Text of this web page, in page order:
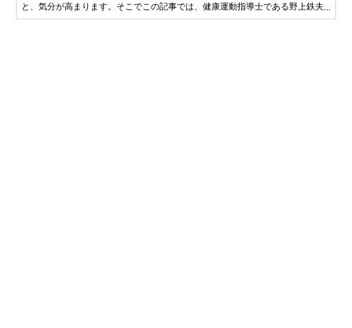
と、気分が高まります。そこでこの記事では、健康運動指導士である野上鉄夫